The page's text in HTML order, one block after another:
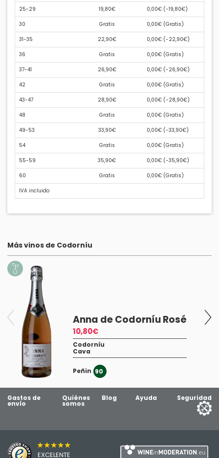
25-29 19,80€ 0,00€ (-19,80€)
30 Gratis 0,00€ (Gratis)
31-35 22,90€ 0,00€ (-22,90€)
36 Gratis 0,00€ (Gratis)
37-41 26,90€ 0,00€ (-26,90€)
42 Gratis 0,00€ (Gratis)
43-47 28,90€ 0,00€ (-28,90€)
48 Gratis 0,00€ (Gratis)
49-53 33,90€ 0,00€ (-33,90€)
54 Gratis 0,00€ (Gratis)
55-59 35,90€ 0,00€ (-35,90€)
60 Gratis 0,00€ (Gratis)
IVA incluido
Más vinos de Codorníu
Anna de Codorníu Rosé
10,80€
Codorníu
Cava
Peñin 90
Gastos de
envío
Quiénes
somos
Blog Ayuda Seguridad
★★★★★
EXCELENTE